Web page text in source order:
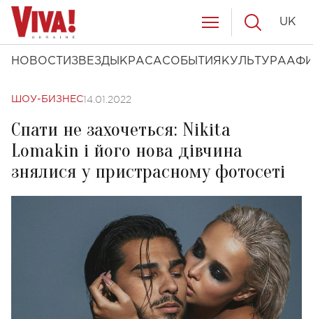
НОВОСТИ ЗВЕЗДЫ КРАСАСОБЫТИЯ КУЛЬТУРА
UK
ШОУ-БИЗНЕС14.01.2022
Спати не захочеться: Nikita
Lomakin і його нова дівчина
знялися у пристрасному фотосеті